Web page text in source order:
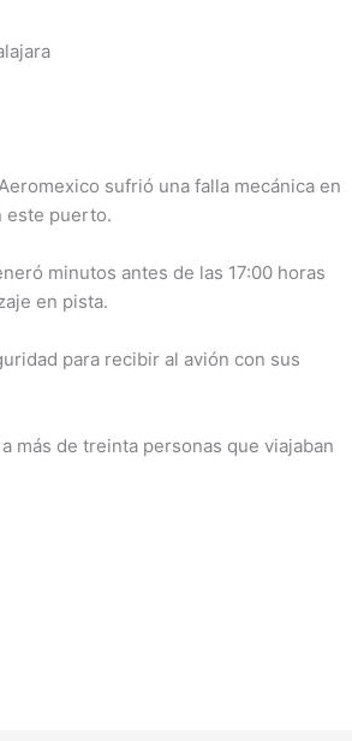
sufrió una falla mecánica en
este puerto.
minutos antes de las 17:00 horas
en pista.
para recibir al avión con sus
más de treinta personas que viajaban